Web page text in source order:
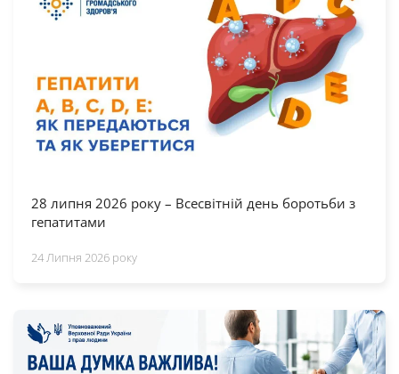
28 липня 2026 року – Всесвітній день боротьби з
гепатитами
24 Липня 2026 року